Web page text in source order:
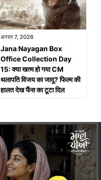
अगस्त 7, 2026
Jana Nayagan Box
Office Collection Day
15: क्या खत्म हो गया CM
थलापति विजय का जादू? फिल्म की
हालत देख फैंस का टूटा दिल